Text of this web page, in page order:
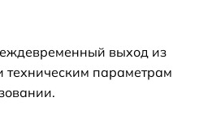
выход из
техническим параметрам